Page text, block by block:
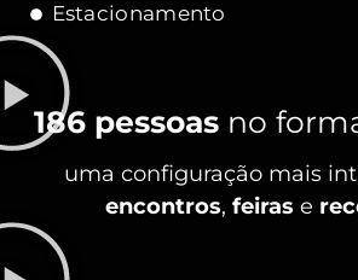
Estacionamento
186 pessoas no
uma configuração mais
encontros, feiras e